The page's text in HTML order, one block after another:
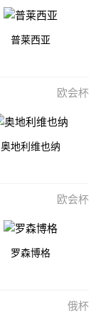
普莱西亚
欧会杯
奥地利维也纳
欧会杯
罗森博格
俄杯